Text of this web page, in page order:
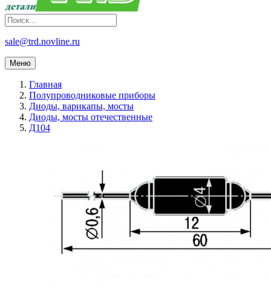
sale@trd.novline.ru
Меню
Главная
Полупроводниковые приборы
Диоды, варикапы, мосты
Диоды, мосты отечественные
Д104